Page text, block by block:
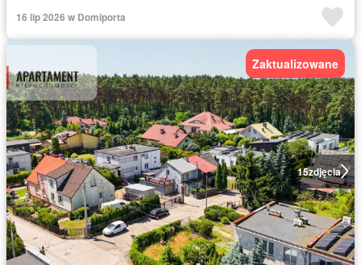
16 lip 2026 w Domiporta
15zdjęcia
Zaktualizowane